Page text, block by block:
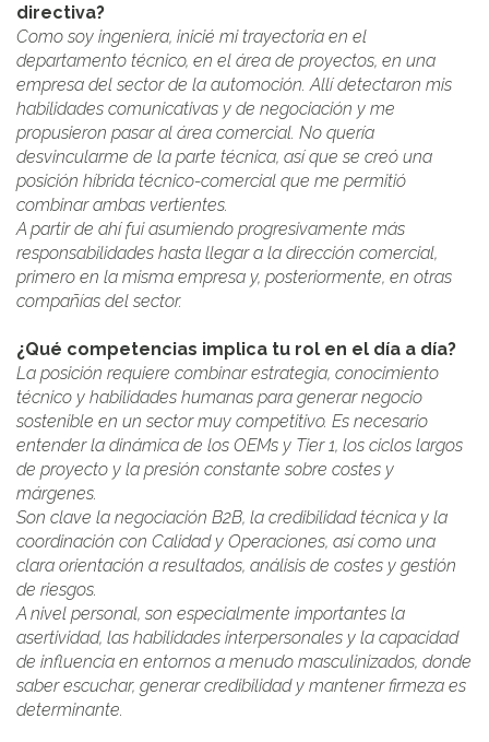
directiva?
Como soy ingeniera, inicié mi trayectoria en el
departamento técnico, en el área de proyectos, en una
empresa del sector de la automoción. Allí detectaron mis
habilidades comunicativas y de negociación y me
propusieron pasar al área comercial. No quería
desvincularme de la parte técnica, así que se creó una
posición híbrida técnico-comercial que me permitió
combinar ambas vertientes.
A partir de ahí fui asumiendo progresivamente más
responsabilidades hasta llegar a la dirección comercial,
primero en la misma empresa y, posteriormente, en otras
compañías del sector.
¿Qué competencias implica tu rol en el día a día?
La posición requiere combinar estrategia, conocimiento
técnico y habilidades humanas para generar negocio
sostenible en un sector muy competitivo. Es necesario
entender la dinámica de los OEMs y Tier 1, los ciclos largos
de proyecto y la presión constante sobre costes y
márgenes.
Son clave la negociación B2B, la credibilidad técnica y la
coordinación con Calidad y Operaciones, así como una
clara orientación a resultados, análisis de costes y gestión
de riesgos.
A nivel personal, son especialmente importantes la
asertividad, las habilidades interpersonales y la capacidad
de influencia en entornos a menudo masculinizados, donde
saber escuchar, generar credibilidad y mantener firmeza es
determinante.